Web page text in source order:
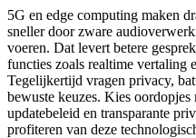
5G en edge computing maken
sneller door zware
voeren. Dat levert betere
functies zoals realtime vertaling
Tegelijkertijd vragen privacy,
bewuste keuzes. Kies
updatebeleid en transparante
profiteren van deze